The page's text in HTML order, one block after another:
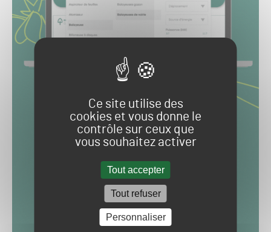
Ce site utilise des
cookies et vous donne le
contrôle sur ceux que
vous souhaitez activer
Tout accepter
Tout refuser
Personnaliser